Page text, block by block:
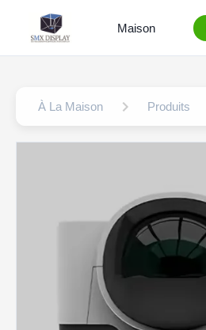
Maison
À La Maison Produits